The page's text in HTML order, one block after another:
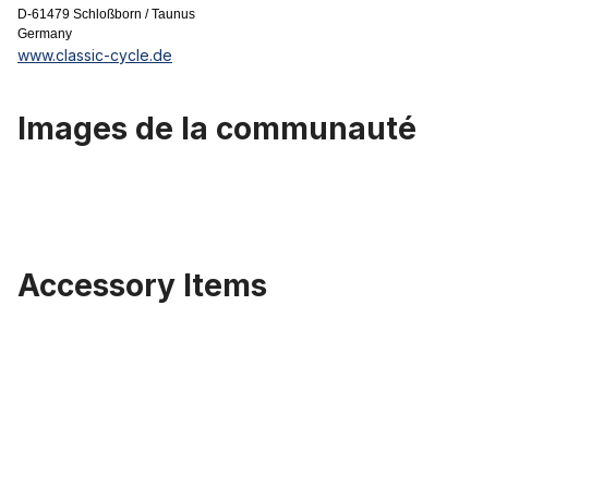
D-61479 Schloßborn / Taunus
Germany
www.classic-cycle.de
Images de la communauté
Accessory Items